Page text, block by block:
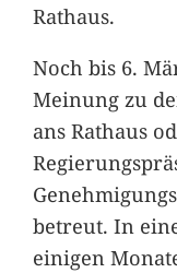
Rathaus.
Noch bis 6.
Meinung zu
ans Rathaus
betreut. In
einigen